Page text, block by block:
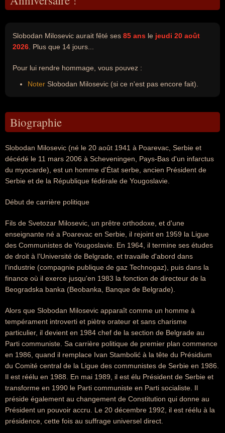
Slobodan Milosevic aurait fêté ses 85 ans le jeudi 20 août
2026 . Plus que 14 jours...
Pour lui rendre hommage, vous pouvez :
Noter Slobodan Milosevic (si ce n'est pas encore fait).
Biographie
Slobodan Milosevic (né le 20 août 1941 à Poarevac, Serbie et
décédé le 11 mars 2006 à Scheveningen, Pays-Bas d'un infarctus
du myocarde), est un homme d'État serbe, ancien Président de
Serbie et de la République fédérale de Yougoslavie.
Début de carrière politique
Fils de Svetozar Milosevic, un prêtre orthodoxe, et d'une
enseignante né a Poarevac en Serbie, il rejoint en 1959 la Ligue
des Communistes de Yougoslavie. En 1964, il termine ses études
de droit à l'Université de Belgrade, et travaille d'abord dans
l'industrie (compagnie publique de gaz Technogaz), puis dans la
finance où il exerce jusqu'en 1983 la fonction de directeur de la
Beogradska banka (Beobanka, Banque de Belgrade).
Alors que Slobodan Milosevic apparaît comme un homme à
tempérament introverti et piètre orateur et sans charisme
particulier, il devient en 1984 chef de la section de Belgrade au
Parti communiste. Sa carrière politique de premier plan commence
en 1986, quand il remplace Ivan Stambolić à la tête du Présidium
du Comité central de la Ligue des communistes de Serbie en 1986.
Il est réélu en 1988. En mai 1989, il est élu Président de Serbie et
transforme en 1990 le Parti communiste en Parti socialiste. Il
préside également au changement de Constitution qui donne au
Président un pouvoir accru. Le 20 décembre 1992, il est réélu à la
présidence, cette fois au suffrage universel direct.